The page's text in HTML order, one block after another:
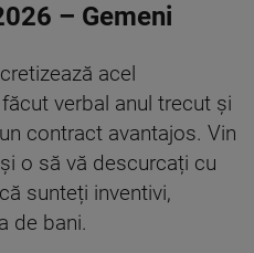
– Gemeni
acel
verbal anul trecut și
contract avantajos. Vin
o să vă descurcați cu
sunteți inventivi,
de bani.